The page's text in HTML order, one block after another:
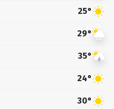
25°
29°
35°
24°
30°